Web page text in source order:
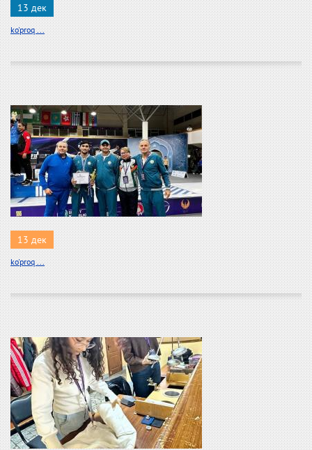
13 дек
ko'proq ...
13 дек
ko'proq ...